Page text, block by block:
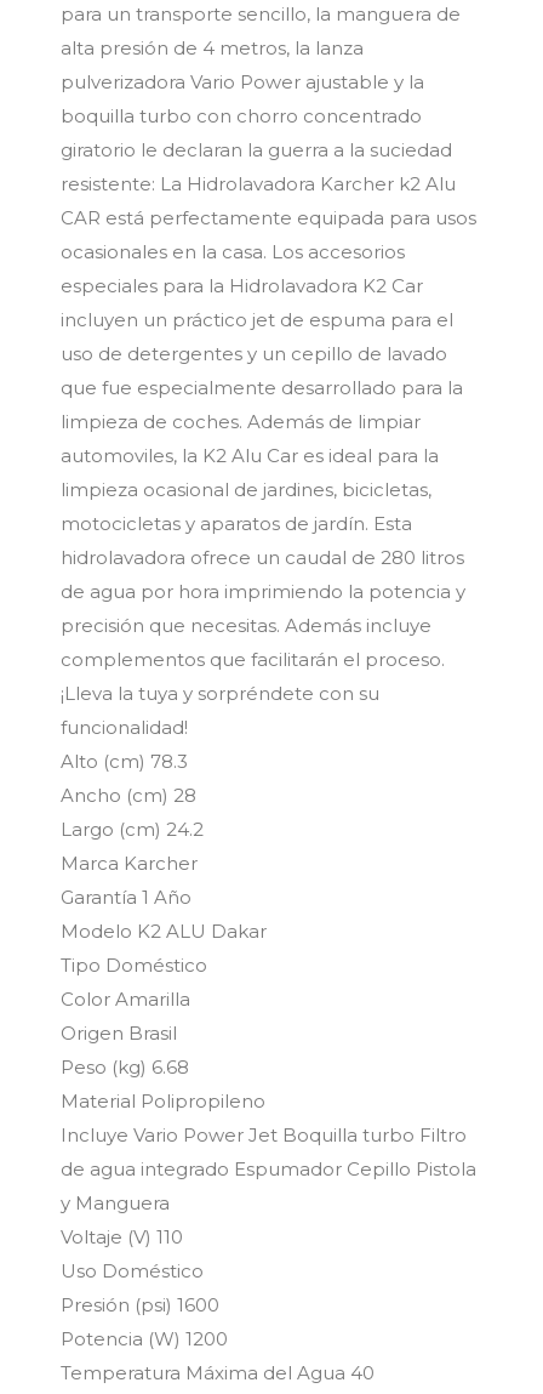
para un transporte sencillo, la manguera de
alta presión de 4 metros, la lanza
pulverizadora Vario Power ajustable y la
boquilla turbo con chorro concentrado
giratorio le declaran la guerra a la suciedad
resistente: La Hidrolavadora Karcher k2 Alu
CAR está perfectamente equipada para usos
ocasionales en la casa. Los accesorios
especiales para la Hidrolavadora K2 Car
incluyen un práctico jet de espuma para el
uso de detergentes y un cepillo de lavado
que fue especialmente desarrollado para la
limpieza de coches. Además de limpiar
automoviles, la K2 Alu Car es ideal para la
limpieza ocasional de jardines, bicicletas,
motocicletas y aparatos de jardín. Esta
hidrolavadora ofrece un caudal de 280 litros
de agua por hora imprimiendo la potencia y
precisión que necesitas. Además incluye
complementos que facilitarán el proceso.
¡Lleva la tuya y sorpréndete con su
funcionalidad!
Alto (cm) 78.3
Ancho (cm) 28
Largo (cm) 24.2
Marca Karcher
Garantía 1 Año
Modelo K2 ALU Dakar
Tipo Doméstico
Color Amarilla
Origen Brasil
Peso (kg) 6.68
Material Polipropileno
Incluye Vario Power Jet Boquilla turbo Filtro
de agua integrado Espumador Cepillo Pistola
y Manguera
Voltaje (V) 110
Uso Doméstico
Presión (psi) 1600
Potencia (W) 1200
Temperatura Máxima del Agua 40